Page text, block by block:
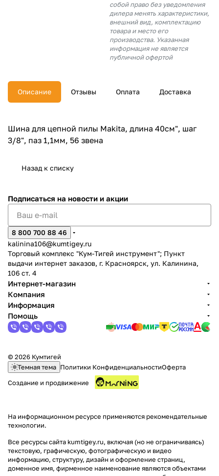
собой право без уведомления
дилера менять характеристики,
внешний вид, комплектацию
товара и место его
производства. Указанная
информация не является
публичной офертой
Описание Отзывы Оплата Доставка
Шина для цепной пилы Makita, длина 40см", шаг
3/8", паз 1,1мм, 56 звена
Назад к списку
Подписаться на новости и акции
8 800 700 88 46
kalinina106@kumtigey.ru
Торговый комплекс "Кум-Тигей инструмент"; Пункт
выдачи интернет заказов, г. Красноярск, ул. Калинина,
106 ст. 4
Интернет-магазин
Компания
Информация
Помощь
© 2026 Кумтигей
Темная тема Политики КонфиденциальностиОферта
Создание и продвижение
На информационном ресурсе применяются рекомендательные
технологии.
Все ресурсы сайта kumtigey.ru, включая (но не ограничиваясь)
текстовую, графическую, фотографическую и видео
информацию, структуру, дизайн и оформление страниц,
доменное имя, фирменное наименование являются объектами
раз в 2
недели
раз в 2 недели
plait.ru